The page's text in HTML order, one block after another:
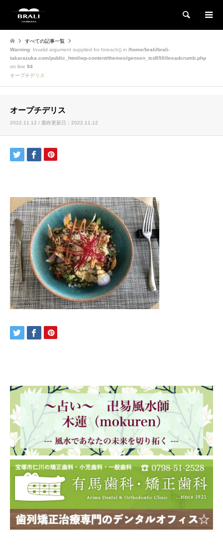
検索
すべての記事一覧
Warning: Invalid argument supplied for foreach() in /home/brali/brali-
takarazuka.com/public_html/wp-content/themes/gensen_tcd050/breadcrumb.php
on line 94
オープチデリス
オープチデリス
2022.11.12 / 最終更新日：2022.11.12